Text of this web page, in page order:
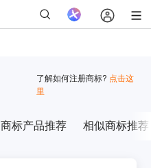
了解如何注册商标? 点击这
里
商标产品推荐 相似商标推荐